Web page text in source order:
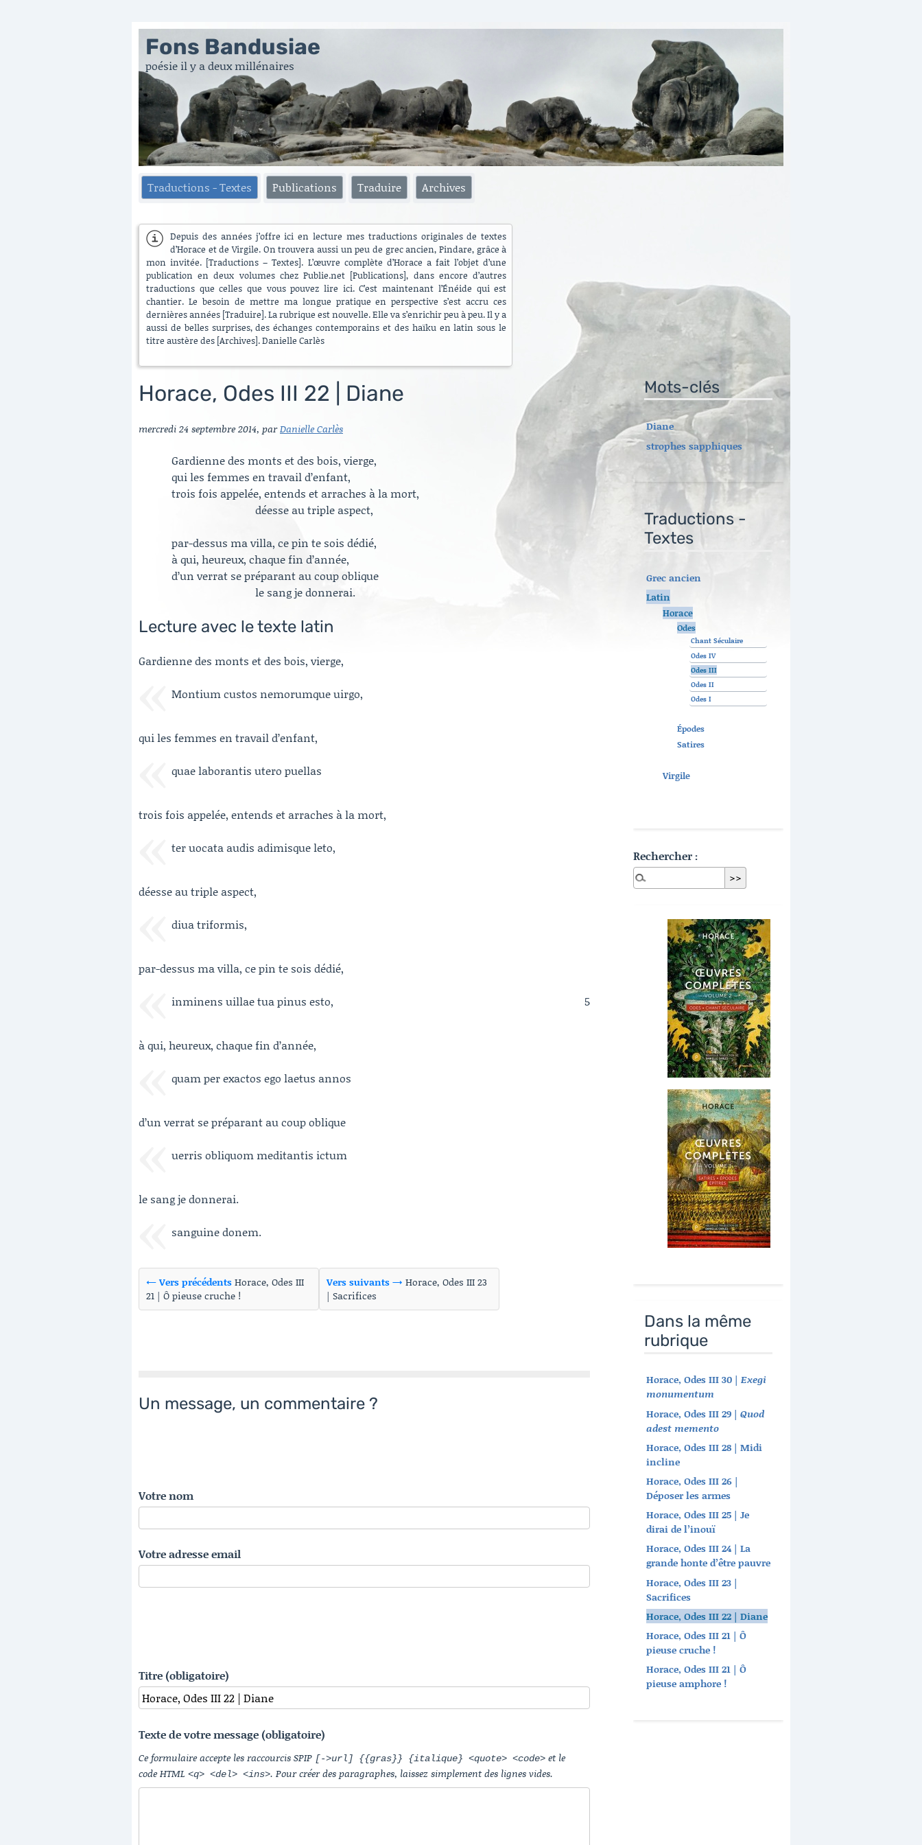
Fons Bandusiae
poésie il y a deux millénaires
Traductions - Textes Publications Traduire Archives
Depuis des années j’offre ici en lecture mes traductions originales de textes
d’Horace et de Virgile. On trouvera aussi un peu de grec ancien, Pindare, grâce à
mon invitée. [Traductions – Textes]. L’œuvre complète d’Horace a fait l’objet d’une
publication en deux volumes chez Publie.net [Publications], dans encore d’autres
traductions que celles que vous pouvez lire ici. C’est maintenant l’Énéide qui est
chantier. Le besoin de mettre ma longue pratique en perspective s’est accru ces
dernières années [Traduire]. La rubrique est nouvelle. Elle va s’enrichir peu à peu. Il y a
aussi de belles surprises, des échanges contemporains et des haïku en latin sous le
titre austère des [Archives]. Danielle Carlès
Horace, Odes III 22 | Diane
mercredi 24 septembre 2014, parDanielle Carlès
Gardienne des monts et des bois, vierge,
qui les femmes en travail d’enfant,
trois fois appelée, entends et arraches à la mort,
déesse au triple aspect,
par-dessus ma villa, ce pin te sois dédié,
à qui, heureux, chaque fin d’année,
d’un verrat se préparant au coup oblique
le sang je donnerai.
Lecture avec le texte latin
Gardienne des monts et des bois, vierge,
Montium custos nemorumque uirgo,
qui les femmes en travail d’enfant,
quae laborantis utero puellas
trois fois appelée, entends et arraches à la mort,
ter uocata audis adimisque leto,
déesse au triple aspect,
diua triformis,
par-dessus ma villa, ce pin te sois dédié,
inminens uillae tua pinus esto, 5
à qui, heureux, chaque fin d’année,
quam per exactos ego laetus annos
d’un verrat se préparant au coup oblique
uerris obliquom meditantis ictum
le sang je donnerai.
sanguine donem.
← Vers précédentsHorace, Odes III
21 | Ô pieuse cruche !
Vers suivants → Horace, Odes III 23
| Sacrifices
Un message, un commentaire ?
Votre nom
Votre adresse email
Titre (obligatoire)
Texte de votre message (obligatoire)
Ce formulaire accepte les raccourcis SPIP [->url] {{gras}} {italique} <quote> <code> et le
code HTML <q> <del> <ins>. Pour créer des paragraphes, laissez simplement des lignes vides.
Mots-clés
Diane
strophes sapphiques
Traductions -
Textes
Grec ancien
Latin
Horace
Odes
Chant Séculaire
Odes IV
Odes III
Odes II
Odes I
Épodes
Satires
Virgile
Rechercher :
Dernières publications
Dans la même
rubrique
Horace, Odes III 30 | Exegi
monumentum
Horace, Odes III 29 | Quod
adest memento
Horace, Odes III 28 | Midi
incline
Horace, Odes III 26 |
Déposer les armes
Horace, Odes III 25 | Je
dirai de l’inouï
Horace, Odes III 24 | La
grande honte d’être pauvre
Horace, Odes III 23 |
Sacrifices
Horace, Odes III 22 | Diane
Horace, Odes III 21 | Ô
pieuse cruche !
Horace, Odes III 21 | Ô
pieuse amphore !